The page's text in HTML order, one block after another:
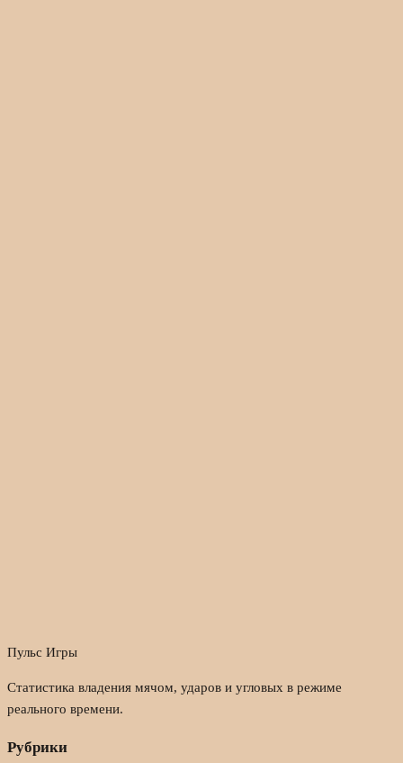
Пульс Игры
Статистика владения мячом, ударов и угловых в режиме
реального времени.
Рубрики